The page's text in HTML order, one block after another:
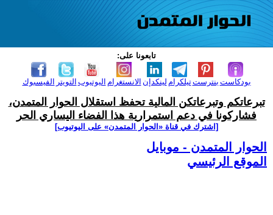
تابعونا على:
الفيسبوك التويتر اليوتيوب الانستغرام لينكدإن تيلكرامبنترست بودكاست
تبرعاتكم وتبرعاتكن المالية تحفظ استقلال الحوار المتمدن،
فشاركونا في دعم استمرارية هذا الفضاء اليساري الحر
[اشترك في قناة ‫«الحوار المتمدن» على اليوتيوب]
الحوار المتمدن - موبايل
الموقع الرئيسي